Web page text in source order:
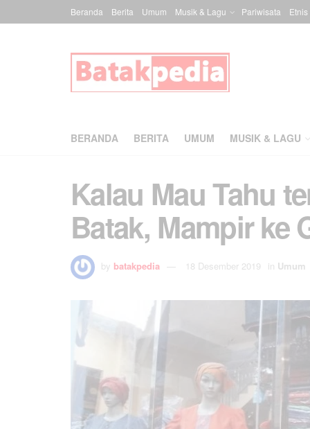
Beranda Berita Umum Musik & Lagu Pariwisata Etnis
BERANDA BERITA UMUM MUSIK & LAGU
Kalau Mau Tahu
Batak, Mampir ke
by batakpedia 18 Desember 2019 in Umum